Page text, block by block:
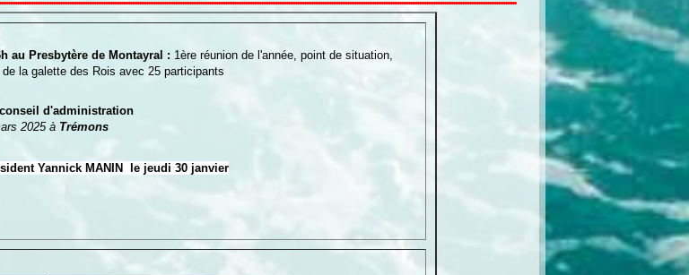
au Presbytère de Montayral : 1ère réunion de l'année, point de situation,
la galette des Rois avec 25 participants
d'administration
2025 à Trémons
Yannick MANIN le jeudi 30 janvier